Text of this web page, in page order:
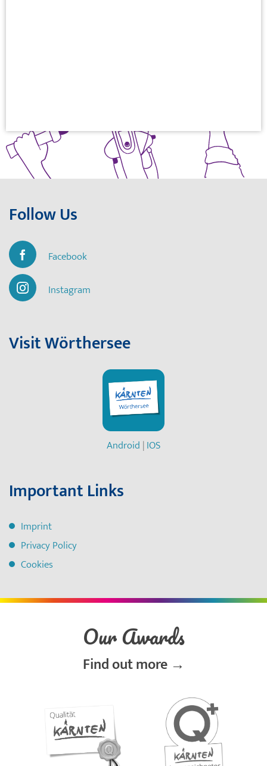
Follow Us
Facebook
Instagram
Visit Wörthersee
Android |IOS
Important Links
Imprint
Privacy Policy
Cookies
Our Awards
Find out more →